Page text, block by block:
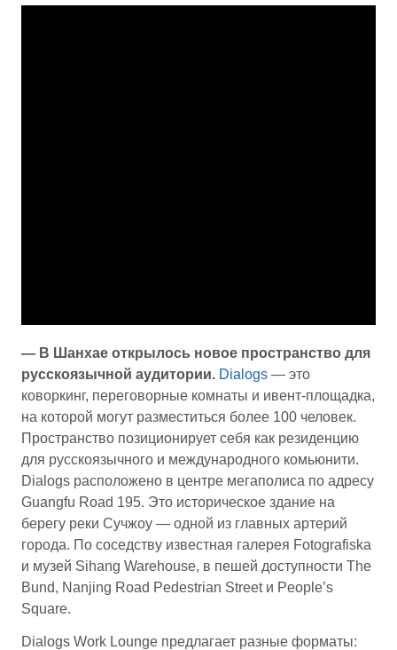
— В Шанхае открылось новое пространство для
русскоязычной аудитории. Dialogs — это
коворкинг, переговорные комнаты и ивент-площадка,
на которой могут разместиться более 100 человек.
Пространство позиционирует себя как резиденцию
для русскоязычного и международного комьюнити.
Dialogs расположено в центре мегаполиса по адресу
Guangfu Road 195. Это историческое здание на
берегу реки Сучжоу — одной из главных артерий
города. По соседству известная галерея Fotografiska
и музей Sihang Warehouse, в пешей доступности The
Bund, Nanjing Road Pedestrian Street и People’s
Square.
Dialogs Work Lounge предлагает разные форматы: